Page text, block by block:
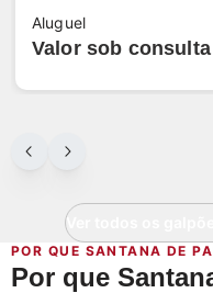
Aluguel
Valor sob consulta
Ver todos os
POR QUE SANTANA DE
Por que